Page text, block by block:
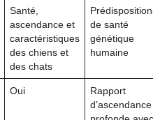
Santé,
ascendance et
caractéristiques
des chiens et
des chats
Prédispositions
de santé
génétique
humaine
Oui
Rapport
d’ascendance